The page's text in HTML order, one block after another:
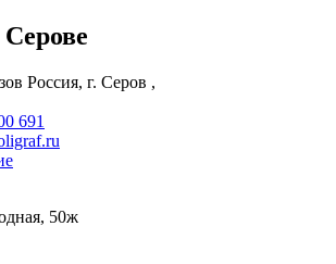
Серове
Россия, г. Серов ,
691
50ж